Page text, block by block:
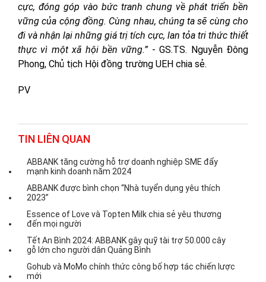
cực, đóng góp vào bức tranh chung về phát triển bền
vững của cộng đồng. Cùng nhau, chúng ta sẽ cùng cho
đi và nhận lại những giá trị tích cực, lan tỏa tri thức thiết
thực vì một xã hội bền vững.”- GS.TS. Nguyễn Đông
Phong, Chủ tịch Hội đồng trường UEH chia sẻ.
PV
TIN LIÊN QUAN
ABBANK tăng cường hỗ trợ doanh nghiệp SME đẩy
mạnh kinh doanh năm 2024
ABBANK được bình chọn “Nhà tuyển dụng yêu thích
2023”
Essence of Love và Topten Milk chia sẻ yêu thương
đến mọi người
Tết An Bình 2024: ABBANK gây quỹ tài trợ 50.000 cây
gỗ lớn cho người dân Quảng Bình
Gohub và MoMo chính thức công bố hợp tác chiến lược
mới